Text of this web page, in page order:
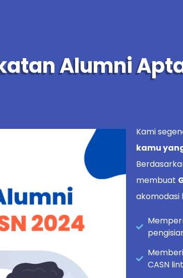
Alumni
Kami
kamu
membuat
akomodasi
CASN